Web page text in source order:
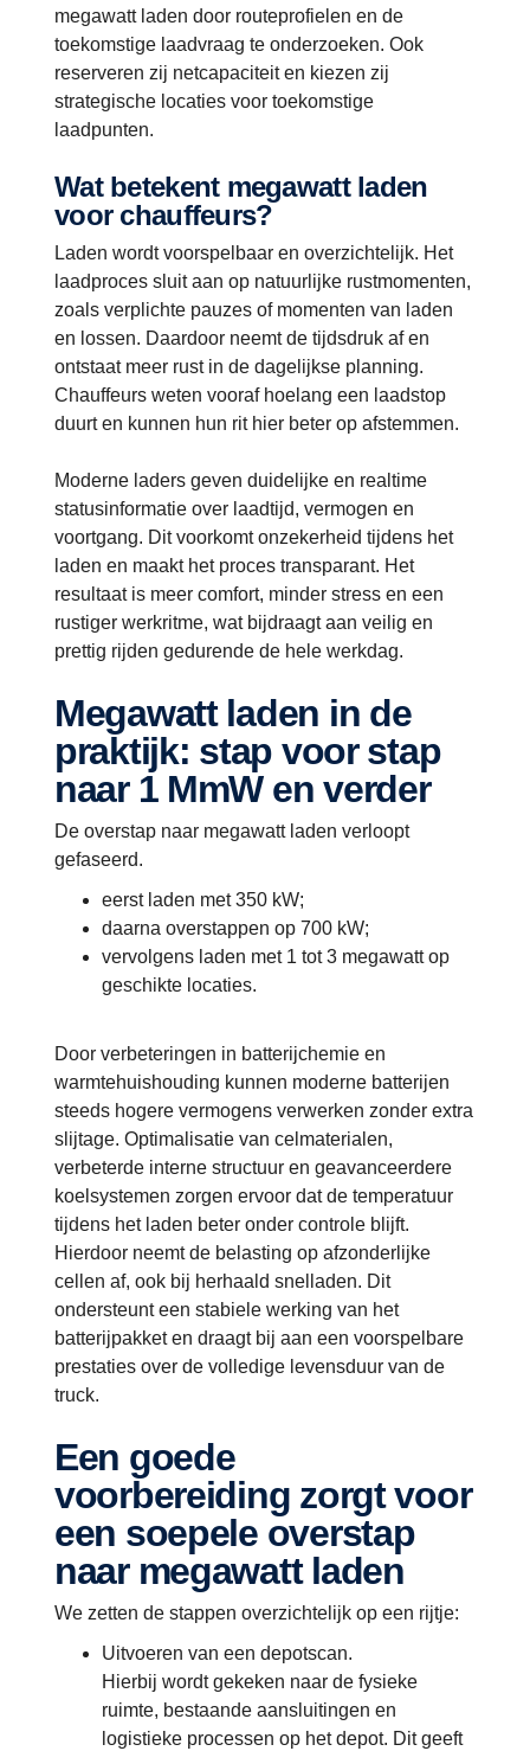
megawatt laden door routeprofielen en de
toekomstige laadvraag te onderzoeken. Ook
reserveren zij netcapaciteit en kiezen zij
strategische locaties voor toekomstige
laadpunten.
Wat betekent megawatt laden
voor chauffeurs?
Laden wordt voorspelbaar en overzichtelijk. Het
laadproces sluit aan op natuurlijke rustmomenten,
zoals verplichte pauzes of momenten van laden
en lossen. Daardoor neemt de tijdsdruk af en
ontstaat meer rust in de dagelijkse planning.
Chauffeurs weten vooraf hoelang een laadstop
duurt en kunnen hun rit hier beter op afstemmen.
Moderne laders geven duidelijke en realtime
statusinformatie over laadtijd, vermogen en
voortgang. Dit voorkomt onzekerheid tijdens het
laden en maakt het proces transparant. Het
resultaat is meer comfort, minder stress en een
rustiger werkritme, wat bijdraagt aan veilig en
prettig rijden gedurende de hele werkdag.
Megawatt laden in de
praktijk: stap voor stap
naar 1 MmW en verder
De overstap naar megawatt laden verloopt
gefaseerd.
eerst laden met 350 kW;
daarna overstappen op 700 kW;
vervolgens laden met 1 tot 3 megawatt op
geschikte locaties.
Door verbeteringen in batterijchemie en
warmtehuishouding kunnen moderne batterijen
steeds hogere vermogens verwerken zonder extra
slijtage. Optimalisatie van celmaterialen,
verbeterde interne structuur en geavanceerdere
koelsystemen zorgen ervoor dat de temperatuur
tijdens het laden beter onder controle blijft.
Hierdoor neemt de belasting op afzonderlijke
cellen af, ook bij herhaald snelladen. Dit
ondersteunt een stabiele werking van het
batterijpakket en draagt bij aan een voorspelbare
prestaties over de volledige levensduur van de
truck.
Een goede
voorbereiding zorgt voor
een soepele overstap
naar megawatt laden
We zetten de stappen overzichtelijk op een rijtje:
Uitvoeren van een depotscan.
Hierbij wordt gekeken naar de fysieke
ruimte, bestaande aansluitingen en
logistieke processen op het depot. Dit geeft